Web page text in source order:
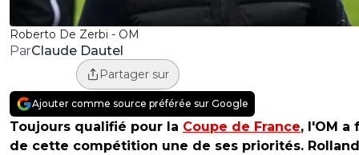
Roberto De Zerbi - OM
ParClaude Dautel
Partager sur
Ajouter comme source préférée sur Google
Toujours qualifié pour la Coupe de France, l'OM a
de cette compétition une de ses priorités. Rolland